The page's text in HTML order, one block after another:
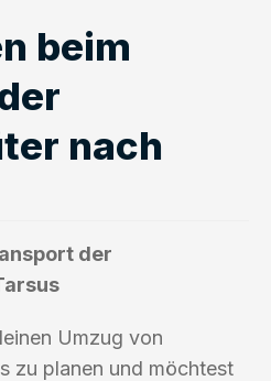
beim
nach
der
Umzug von
zu planen und möchtest